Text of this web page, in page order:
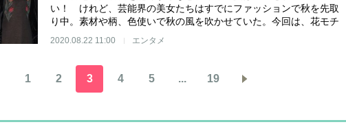
い！ けれど、芸能界の美女たちはすでにファッションで秋を先取
り中。素材や柄、色使いで秋の風を吹かせていた。今回は、花モチ
2020.08.22 11:00 エンタメ
1 2 3 4 5 ... 19